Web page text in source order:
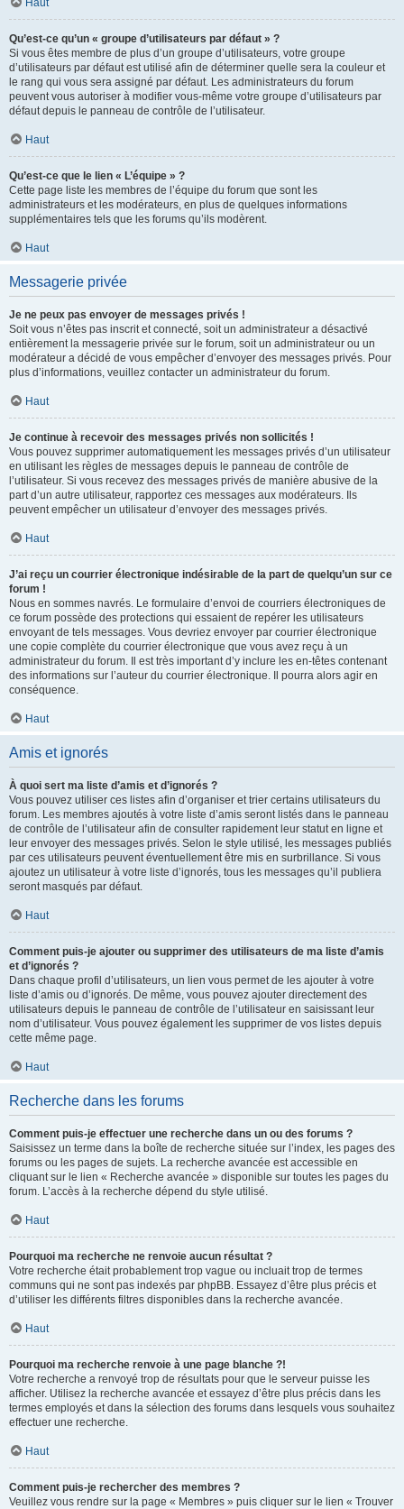
Haut
Qu’est-ce qu’un « groupe d’utilisateurs par défaut » ?
Si vous êtes membre de plus d’un groupe d’utilisateurs, votre groupe
d’utilisateurs par défaut est utilisé afin de déterminer quelle sera la couleur et
le rang qui vous sera assigné par défaut. Les administrateurs du forum
peuvent vous autoriser à modifier vous-même votre groupe d’utilisateurs par
défaut depuis le panneau de contrôle de l’utilisateur.
Haut
Qu’est-ce que le lien « L’équipe » ?
Cette page liste les membres de l’équipe du forum que sont les
administrateurs et les modérateurs, en plus de quelques informations
supplémentaires tels que les forums qu’ils modèrent.
Haut
Messagerie privée
Je ne peux pas envoyer de messages privés !
Soit vous n’êtes pas inscrit et connecté, soit un administrateur a désactivé
entièrement la messagerie privée sur le forum, soit un administrateur ou un
modérateur a décidé de vous empêcher d’envoyer des messages privés. Pour
plus d’informations, veuillez contacter un administrateur du forum.
Haut
Je continue à recevoir des messages privés non sollicités !
Vous pouvez supprimer automatiquement les messages privés d’un utilisateur
en utilisant les règles de messages depuis le panneau de contrôle de
l’utilisateur. Si vous recevez des messages privés de manière abusive de la
part d’un autre utilisateur, rapportez ces messages aux modérateurs. Ils
peuvent empêcher un utilisateur d’envoyer des messages privés.
Haut
J’ai reçu un courrier électronique indésirable de la part de quelqu’un sur ce
forum !
Nous en sommes navrés. Le formulaire d’envoi de courriers électroniques de
ce forum possède des protections qui essaient de repérer les utilisateurs
envoyant de tels messages. Vous devriez envoyer par courrier électronique
une copie complète du courrier électronique que vous avez reçu à un
administrateur du forum. Il est très important d’y inclure les en-têtes contenant
des informations sur l’auteur du courrier électronique. Il pourra alors agir en
conséquence.
Haut
Amis et ignorés
À quoi sert ma liste d’amis et d’ignorés ?
Vous pouvez utiliser ces listes afin d’organiser et trier certains utilisateurs du
forum. Les membres ajoutés à votre liste d’amis seront listés dans le panneau
de contrôle de l’utilisateur afin de consulter rapidement leur statut en ligne et
leur envoyer des messages privés. Selon le style utilisé, les messages publiés
par ces utilisateurs peuvent éventuellement être mis en surbrillance. Si vous
ajoutez un utilisateur à votre liste d’ignorés, tous les messages qu’il publiera
seront masqués par défaut.
Haut
Comment puis-je ajouter ou supprimer des utilisateurs de ma liste d’amis
et d’ignorés ?
Dans chaque profil d’utilisateurs, un lien vous permet de les ajouter à votre
liste d’amis ou d’ignorés. De même, vous pouvez ajouter directement des
utilisateurs depuis le panneau de contrôle de l’utilisateur en saisissant leur
nom d’utilisateur. Vous pouvez également les supprimer de vos listes depuis
cette même page.
Haut
Recherche dans les forums
Comment puis-je effectuer une recherche dans un ou des forums ?
Saisissez un terme dans la boîte de recherche située sur l’index, les pages des
forums ou les pages de sujets. La recherche avancée est accessible en
cliquant sur le lien « Recherche avancée » disponible sur toutes les pages du
forum. L’accès à la recherche dépend du style utilisé.
Haut
Pourquoi ma recherche ne renvoie aucun résultat ?
Votre recherche était probablement trop vague ou incluait trop de termes
communs qui ne sont pas indexés par phpBB. Essayez d’être plus précis et
d’utiliser les différents filtres disponibles dans la recherche avancée.
Haut
Pourquoi ma recherche renvoie à une page blanche ?!
Votre recherche a renvoyé trop de résultats pour que le serveur puisse les
afficher. Utilisez la recherche avancée et essayez d’être plus précis dans les
termes employés et dans la sélection des forums dans lesquels vous souhaitez
effectuer une recherche.
Haut
Comment puis-je rechercher des membres ?
Veuillez vous rendre sur la page « Membres » puis cliquer sur le lien « Trouver